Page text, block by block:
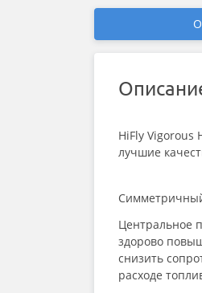
HiFly Vigorous
лучшие
Центральное
здорово
снизить
расходе